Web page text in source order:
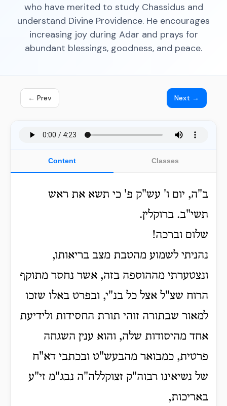
who have merited to study Chassidus and
understand Divine Providence. He encourages
increasing joy during Adar and prays for
abundant blessings, goodness, and peace.
← Prev Next →
Content Classes
ב"ה, יום ו' עש"ק פ' כי תשא את ראש
תשי"ב. ברוקלין.
שלום וברכה!
נהניתי לשמוע מהטבת מצב בריאותו,
ונצטערתי מההוספה בזה, אשר נחסר מתוקף
הרוח שצ"ל אצל כל בנ"י, ובפרט באלו שזכו
למאור שבתורה זוהי תורת החסידות ולידיעת
אחד מהיסודות שלה, והוא ענין השגחה
פרטית, כמבואר מהבעש"ט ובכתבי דא"ח
של נשיאינו רבוה"ק זצוקללה"ה נבג"מ זי"ע
באריכות,